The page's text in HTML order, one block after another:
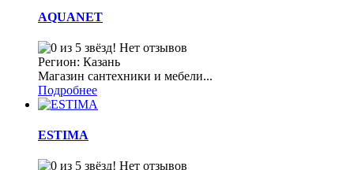
AQUANET
Нет отзывов
Регион: Казань
Магазин сантехники и мебели...
Подробнее
ESTIMA
Нет отзывов